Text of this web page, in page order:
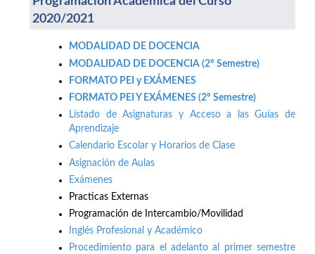
2020/2021
MODALIDAD DE DOCENCIA
MODALIDAD DE DOCENCIA (2º Semestre)
FORMATO PEI y EXÁMENES
FORMATO PEI Y EXÁMENES (2º Semestre)
Listado de Asignaturas y Acceso a las Guías de
Aprendizaje
Calendario Escolar y Horarios de Clase
Asignación de Aulas
Exámenes
Practicas Externas
Programación de Intercambio/Movilidad
Inglés Profesional y Académico
Procedimiento para el adelanto al primer semestre